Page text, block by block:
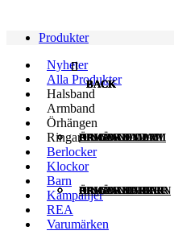
Produkter
Nyheter
Alla Produkter
Halsband
BACK
HALSBAND DAM
HALSBAND HERR
Armband
BACK
ARMBAND DAM
ARMBAND HERR
Örhängen
BACK
ÖRHÄNGEN DAM
ÖRHÄNGEN BARN
Ringar
BACK
RINGAR DAM
RINGAR HERR
Berlocker
Klockor
Barn
Kampanjer
REA
Varumärken